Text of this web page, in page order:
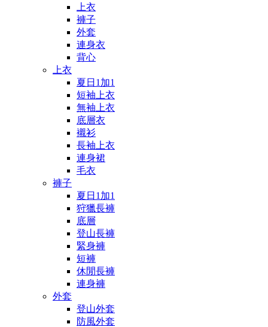
上衣
褲子
外套
連身衣
背心
上衣
夏日1加1
短袖上衣
無袖上衣
底層衣
襯衫
長袖上衣
連身裙
毛衣
褲子
夏日1加1
狩獵長褲
底層
登山長褲
緊身褲
短褲
休閒長褲
連身褲
外套
登山外套
防風外套